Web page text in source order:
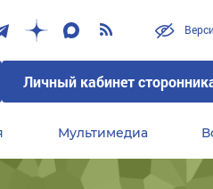
Личный кабинет
Мультимедиа